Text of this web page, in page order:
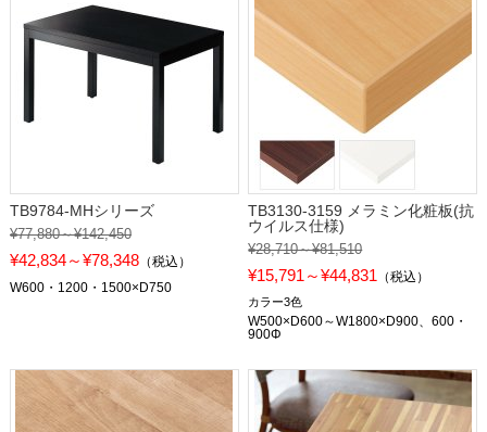
TB9784-MHシリーズ
¥77,880～¥142,450
¥42,834～¥78,348（税込）
W600・1200・1500×D750
TB3130-3159 メラミン化粧板(抗
ウイルス仕様)
¥28,710～¥81,510
¥15,791～¥44,831 （税込）
カラー3色
W500×D600～W1800×D900、600・
900Φ